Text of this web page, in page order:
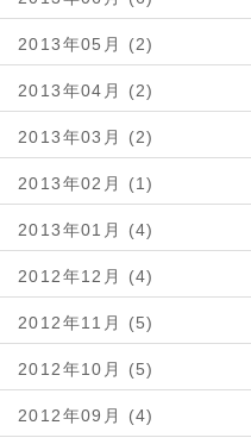
2013年05月 (2)
2013年04月 (2)
2013年03月 (2)
2013年02月 (1)
2013年01月 (4)
2012年12月 (4)
2012年11月 (5)
2012年10月 (5)
2012年09月 (4)